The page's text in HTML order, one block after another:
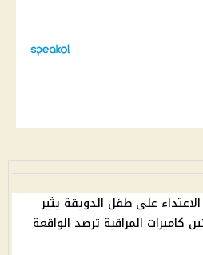
على طفل الدويقة يثير
كاميرات المراقبة ترصد الواقعة